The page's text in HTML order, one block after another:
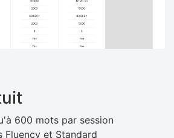
600 mots par session
Fluency et Standard